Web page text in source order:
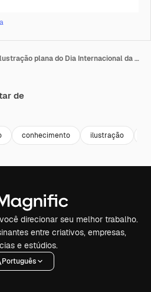
Animação Gráfica de ilustração plana do Dia Internacional da Educação
de
conhecimento ilustração
direcionar seu melhor trabalho.
entre criativos, empresas,
e estúdios.
Português